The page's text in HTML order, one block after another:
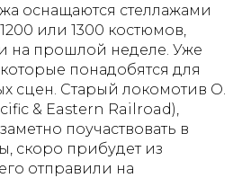
оснащаются стеллажами
или 1300 костюмов,
на прошлой неделе. Уже
понадобятся для
сцен. Старый локомотив O.
& Eastern Railroad),
поучаствовать в
скоро прибудет из
отправили на